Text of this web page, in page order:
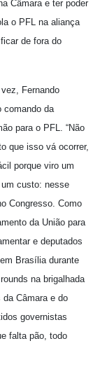
Câmara e ter poder
o PFL na aliança
de fora do
Fernando
comando da
para o PFL. “Não
que isso vá ocorrer,
porque viro um
um custo: nesse
Congresso. Como
da União para
e deputados
Brasília durante
na brigalhada
Câmara e do
governistas
falta pão, todo